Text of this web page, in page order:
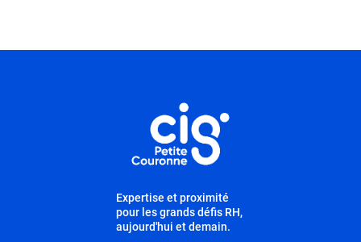
Expertise et proximité
pour les grands défis RH,
aujourd'hui et demain.